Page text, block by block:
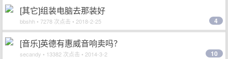
[其它]组装电脑去那装好
bbshh • 7278 次点击 • 2018-2-25 4
[音乐]英德有惠威音响卖吗？
secandy • 13382 次点击 • 2014-3-2 10